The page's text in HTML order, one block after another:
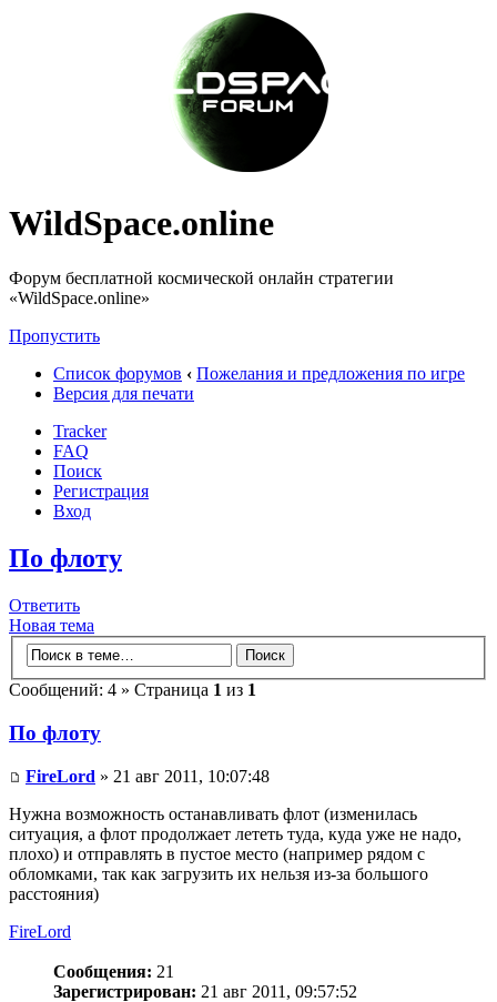
WildSpace.online
Форум бесплатной космической онлайн стратегии
«WildSpace.online»
Пропустить
Список форумов ‹ Пожелания и предложения по игре
Версия для печати
Tracker
FAQ
Поиск
Регистрация
Вход
По флоту
Ответить
Новая тема
Сообщений: 4 » Страница 1 из 1
По флоту
FireLord » 21 авг 2011, 10:07:48
Нужна возможность останавливать флот (изменилась
ситуация, а флот продолжает лететь туда, куда уже не надо,
плохо) и отправлять в пустое место (например рядом с
обломками, так как загрузить их нельзя из-за большого
расстояния)
FireLord
Сообщения: 21
Зарегистрирован: 21 авг 2011, 09:57:52